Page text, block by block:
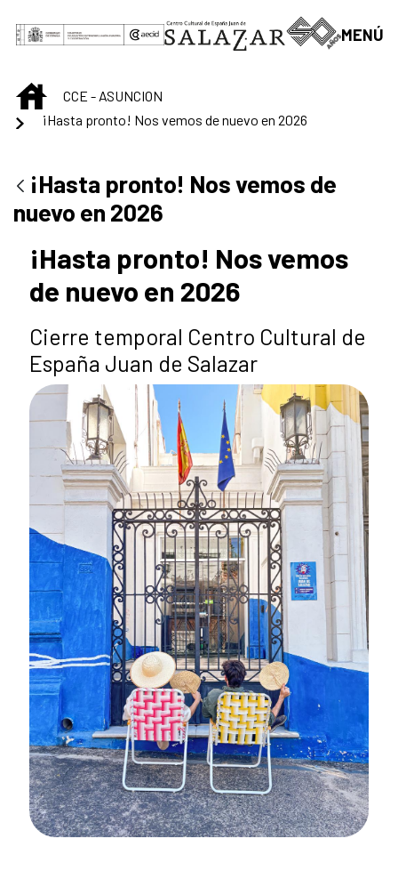
Saltar al contenido principal
MENÚ
INICIOCCE - ASUNCION
¡Hasta pronto! Nos vemos de nuevo en 2026
¡Hasta pronto! Nos vemos de
nuevo en 2026
¡Hasta pronto! Nos vemos
de nuevo en 2026
Cierre temporal Centro Cultural de
España Juan de Salazar